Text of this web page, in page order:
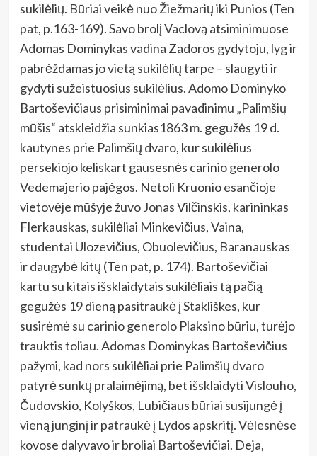
sukilėlių. Būriai veikė nuo Žiežmarių iki Punios (Ten
pat, p.163-169). Savo brolį Vaclovą atsiminimuose
Adomas Dominykas vadina Zadoros gydytoju, lyg ir
pabrėždamas jo vietą sukilėlių tarpe – slaugyti ir
gydyti sužeistuosius sukilėlius. Adomo Dominyko
Bartoševičiaus prisiminimai pavadinimu „Palimšių
mūšis“ atskleidžia sunkias1863 m. gegužės 19 d.
kautynes prie Palimšių dvaro, kur sukilėlius
persekiojo keliskart gausesnės carinio generolo
Vedemajerio pajėgos. Netoli Kruonio esančioje
vietovėje mūšyje žuvo Jonas Vilčinskis, karininkas
Flerkauskas, sukilėliai Minkevičius, Vaina,
studentai Ulozevičius, Obuolevičius, Baranauskas
ir daugybė kitų (Ten pat, p. 174). Bartoševičiai
kartu su kitais išsklaidytais sukilėliais tą pačią
gegužės 19 dieną pasitraukė į Stakliškes, kur
susirėmė su carinio generolo Plaksino būriu, turėjo
trauktis toliau. Adomas Dominykas Bartoševičius
pažymi, kad nors sukilėliai prie Palimšių dvaro
patyrė sunkų pralaimėjimą, bet išsklaidyti Vislouho,
Čudovskio, Kolyškos, Lubičiaus būriai susijungė į
vieną junginį ir patraukė į Lydos apskritį. Vėlesnėse
kovose dalyvavo ir broliai Bartoševičiai. Deja,